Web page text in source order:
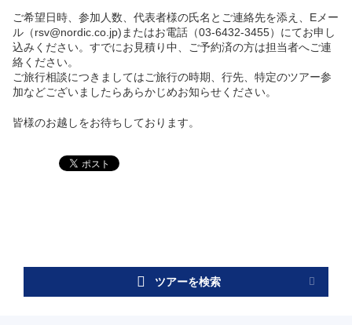
ご希望日時、参加人数、代表者様の氏名とご連絡先を添え、Eメー
ル（rsv@nordic.co.jp)またはお電話（03-6432-3455）にてお申し
込みください。すでにお見積り中、ご予約済の方は担当者へご連
絡ください。
ご旅行相談につきましてはご旅行の時期、行先、特定のツアー参
加などございましたらあらかじめお知らせください。
皆様のお越しをお待ちしております。
ツアーを検索